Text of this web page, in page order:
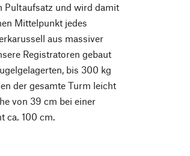
Pultaufsatz und wird damit
Mittelpunkt jedes
aus massiver
Registratoren gebaut
bis 300 kg
der gesamte Turm leicht
von 39 cm bei einer
ca. 100 cm.